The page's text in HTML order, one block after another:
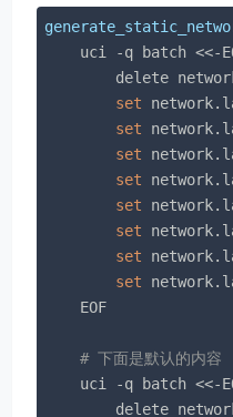
uci -q batch <<-
delete
set
set
set
set
set
set
set
set
    EOF
# 下面是默认的内容
uci -q batch <<-
delete